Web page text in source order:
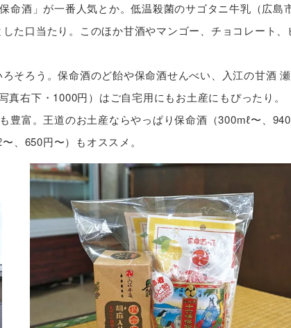
命酒」が一番人気とか。低温殺菌のサゴタニ牛乳（広島
た口当たり。このほか甘酒やマンゴー、チョコレート、
そろう。保命酒のど飴や保命酒せんべい、入江の甘酒
右下・1000円）はご自宅用にもお土産にもぴったり。
豊富。王道のお土産ならやっぱり保命酒（300mℓ〜、940
、650円〜）もオススメ。